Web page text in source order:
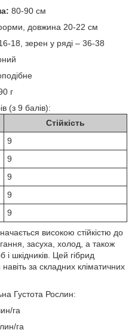
80-90 см
довжина 20-22 см
18, зерен у ряді – 36-38
г
(з 9 балів):
Стійкість
9
9
9
9
9
високою стійкістю до
засуха, холод, а також
і шкідників. Цей гібрид
за складних кліматичних
Густота Рослин:
га
га